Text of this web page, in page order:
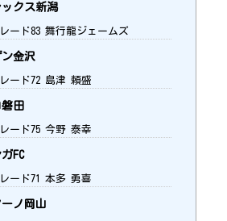
クス新潟
ード83 舞行龍ジェームズ
金沢
レード72 島津 頼盛
田
レード75 今野 泰幸
FC
ード71 本多 勇喜
ノ岡山